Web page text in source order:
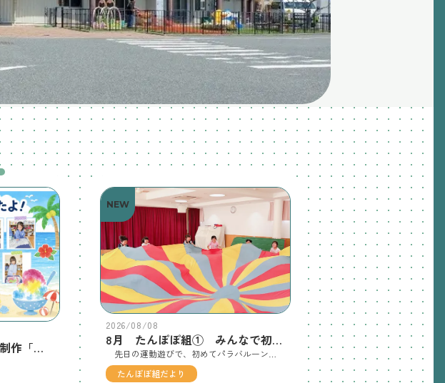
8月 ちゅうりっぷ組① 制作「かき氷をつくったよ!」
NEW
2026/08/08
8月 たんぽぽ組① みんなで初めてのパラバルーン！
先日の運動遊びで、初めてパラバルーンで遊びました🎈バルーンを持って揺らしたり、ふわっと膨らむ様子を見たりと、興味津々の子ども達😄大きく動くバルーンに「わぁ！」と笑顔を見せながら、友達と一緒に楽しい時間を過ごしました♩
たんぽぽ組だより